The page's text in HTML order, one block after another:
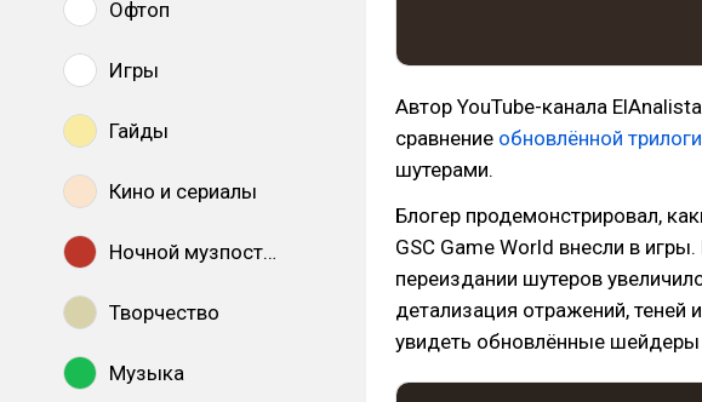
Офтоп
Игры
Гайды
Кино и сериалы
Ночной музпостинг
Творчество
Музыка
Автор YouTube-канала
сравнение обновлённой
шутерами.
Блогер продемонстрировал,
GSC Game World внесли в
переиздании шутеров
детализация отражений, теней
увидеть обновлённые